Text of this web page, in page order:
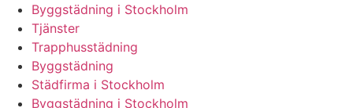
Byggstädning i Stockholm
Tjänster
Trapphusstädning
Byggstädning
Städfirma i Stockholm
Byggstädning i Stockholm